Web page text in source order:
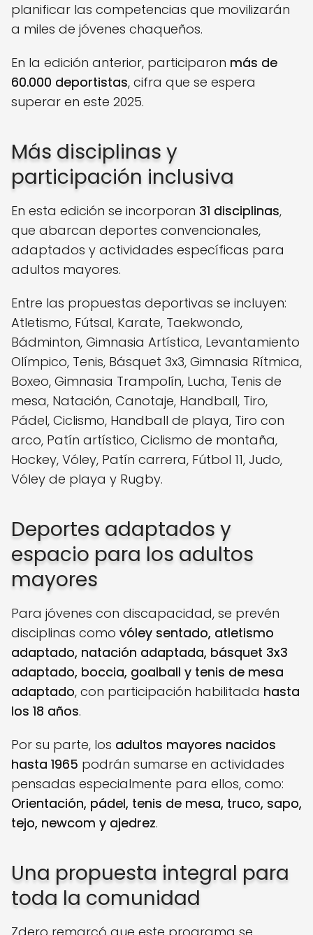
planificar las competencias que movilizarán
a miles de jóvenes chaqueños.
En la edición anterior, participaron más de
60.000 deportistas, cifra que se espera
superar en este 2025.
Más disciplinas y
participación inclusiva
En esta edición se incorporan 31 disciplinas,
que abarcan deportes convencionales,
adaptados y actividades específicas para
adultos mayores.
Entre las propuestas deportivas se incluyen:
Atletismo, Fútsal, Karate, Taekwondo,
Bádminton, Gimnasia Artística, Levantamiento
Olímpico, Tenis, Básquet 3x3, Gimnasia Rítmica,
Boxeo, Gimnasia Trampolín, Lucha, Tenis de
mesa, Natación, Canotaje, Handball, Tiro,
Pádel, Ciclismo, Handball de playa, Tiro con
arco, Patín artístico, Ciclismo de montaña,
Hockey, Vóley, Patín carrera, Fútbol 11, Judo,
Vóley de playa y Rugby.
Deportes adaptados y
espacio para los adultos
mayores
Para jóvenes con discapacidad, se prevén
disciplinas como vóley sentado, atletismo
adaptado, natación adaptada, básquet 3x3
adaptado, boccia, goalball y tenis de mesa
adaptado, con participación habilitada hasta
los 18 años.
Por su parte, los adultos mayores nacidos
hasta 1965 podrán sumarse en actividades
pensadas especialmente para ellos, como:
Orientación, pádel, tenis de mesa, truco, sapo,
tejo, newcom y ajedrez.
Una propuesta integral para
toda la comunidad